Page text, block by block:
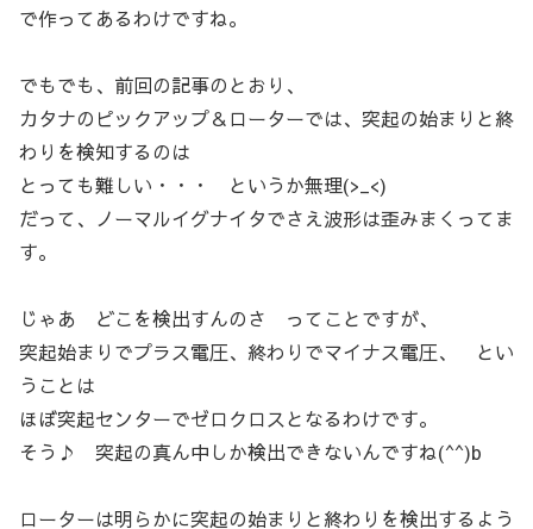
で作ってあるわけですね。
でもでも、前回の記事のとおり、
カタナのピックアップ＆ローターでは、突起の始まりと終
わりを検知するのは
とっても難しい・・・ というか無理(>_<)
だって、ノーマルイグナイタでさえ波形は歪みまくってま
す。
じゃあ どこを検出すんのさ ってことですが、
突起始まりでプラス電圧、終わりでマイナス電圧、 とい
うことは
ほぼ突起センターでゼロクロスとなるわけです。
そう♪ 突起の真ん中しか検出できないんですね(^^)b
ローターは明らかに突起の始まりと終わりを検出するよう